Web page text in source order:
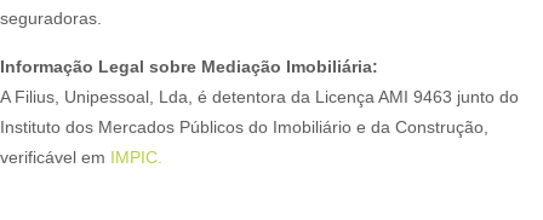
seguradoras.
Informação Legal sobre Mediação Imobiliária:
A Filius, Unipessoal, Lda, é detentora da Licença AMI 9463 junto do
Instituto dos Mercados Públicos do Imobiliário e da Construção,
verificável em IMPIC.